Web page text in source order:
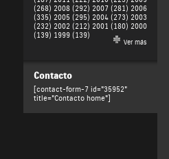
(268) 2008 (292) 2007 (281) 2006
(335) 2005 (295) 2004 (273) 2003
(232) 2002 (212) 2001 (180) 2000
(139) 1999 (139)
Ver más
Contacto
[contact-form-7 id="35952"
title="Contacto home"]